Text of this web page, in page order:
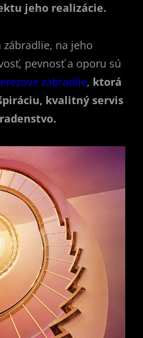
jeho realizácie.
zábradlie, na jeho
pevnosť a oporu sú
zabradlie, ktorá
kvalitný servis